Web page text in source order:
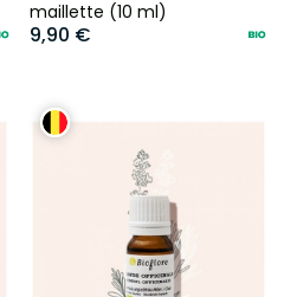
maillette (10 ml)
9,90 €